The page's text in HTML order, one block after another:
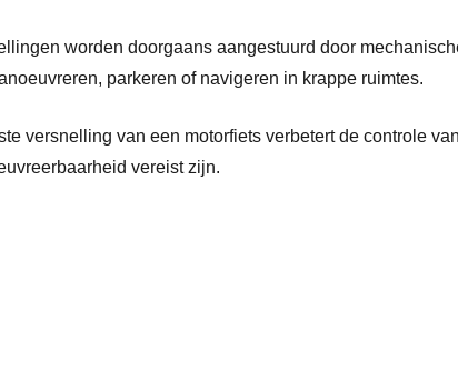
worden doorgaans aangestuurd door
parkeren of navigeren in krappe ruimtes.
versnelling van een motorfiets verbetert de controle
vereist zijn.